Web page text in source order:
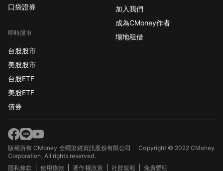
口袋證券
即時股市
台股股市
美股股市
台股ETF
美股ETF
債券
加入我們
成為CMoney作者
場地租借
版權所有 CMoney 全曜財經資訊股份有限公司Copyright © 2022 CMoney
Corporation. All rights reserved.
隱私條款
使用條款 著作權政策 社群規範 免責聲明